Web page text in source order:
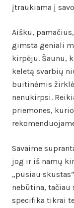
įtraukiama į
Aišku,
gimsta geniali
kirpėju. Šaunu,
keletą svarbių
buitinėmis
nenukirpsi.
priemones,
Savaime
jog ir iš namų
„pusiau
nebūtina,
specifika tikrai